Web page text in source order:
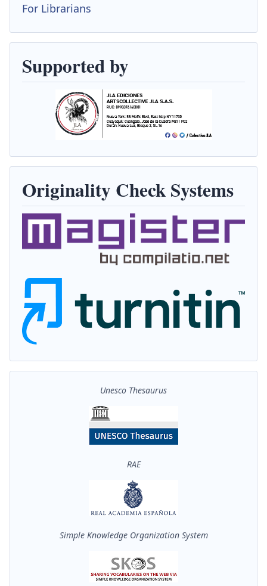
For Librarians
Supported by
Originality Check Systems
Unesco Thesaurus
RAE
Simple Knowledge Organization System